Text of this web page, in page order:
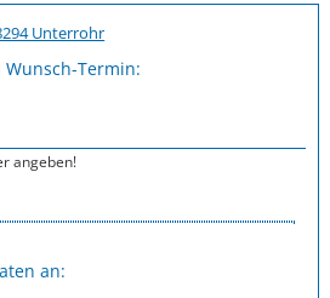
Unterrohr
Termin:
angeben!
an: